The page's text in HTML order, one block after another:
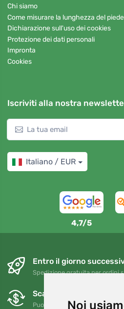
Noi
Chi siamo
Come misurare la lunghezza del piede
Dichiarazione sull'uso dei cookies
Protezione dei dati personali
Impronta
Cookies
Iscriviti alla nostra
Italiano / EUR
4,7/5
Entro il giorno
Spedizione gratuita per ordini
Scambi e resi gratuiti
Puoi restituire o cambiare il